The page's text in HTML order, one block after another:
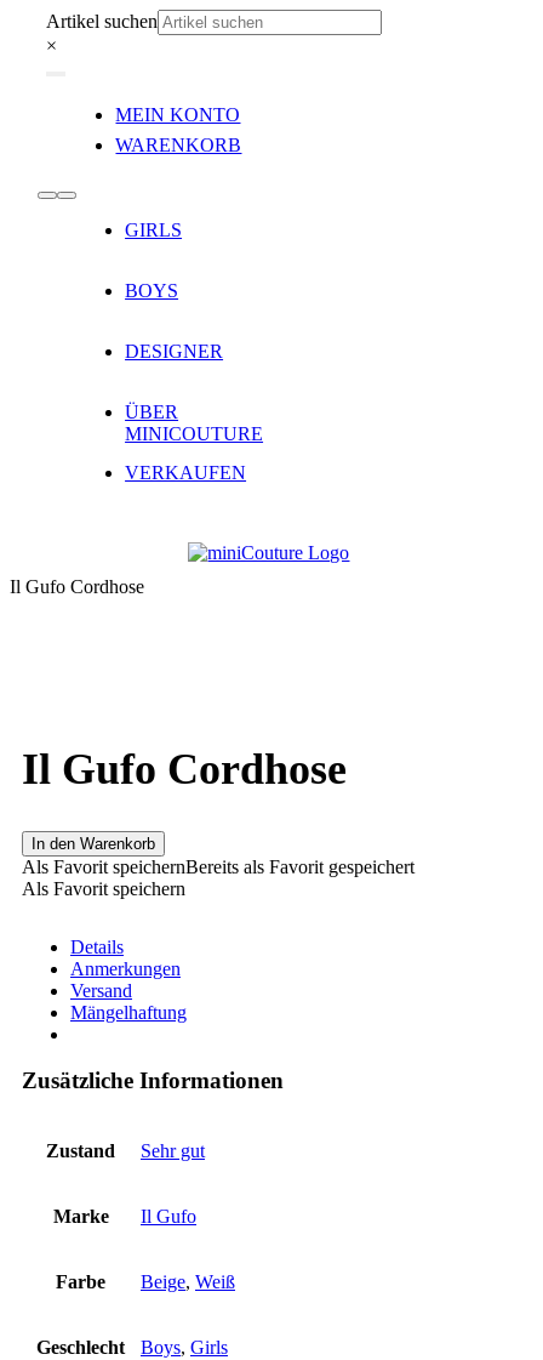
Inhalt
Artikel suchen
×
Navigation
MEIN KONTO
WARENKORB
Toggle
Navigation
GIRLS
BOYS
DESIGNER
ÜBER
MINICOUTURE
VERKAUFEN
Il Gufo Cordhose
Il Gufo Cordhose
In den Warenkorb
Als Favorit speichernBereits als Favorit gespeichert
Als Favorit speichern
Details
Anmerkungen
Versand
Mängelhaftung
Zusätzliche Informationen
Zustand Sehr gut
Marke Il Gufo
Farbe Beige, Weiß
Geschlecht Boys, Girls